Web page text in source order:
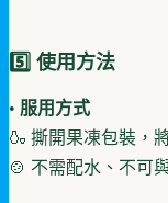
5️⃣ 使用方法
• 服用方式
🍶 撕開果凍包裝，
🍲 不需配水、不可